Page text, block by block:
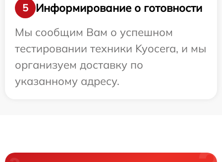
5
Информирование о готовности
Мы сообщим Вам о успешном
тестировании техники Kyocera, и мы
организуем доставку по
указанному адресу.